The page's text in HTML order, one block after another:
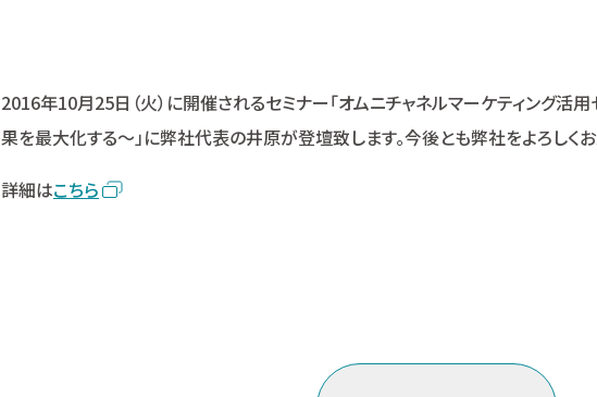
2016年10月25日（火）に開催されるセミナー「オムニチャネルマーケティング活
果を最大化する～」に弊社代表の井原が登壇致します。今後とも弊社をよろしくお
詳細はこちら